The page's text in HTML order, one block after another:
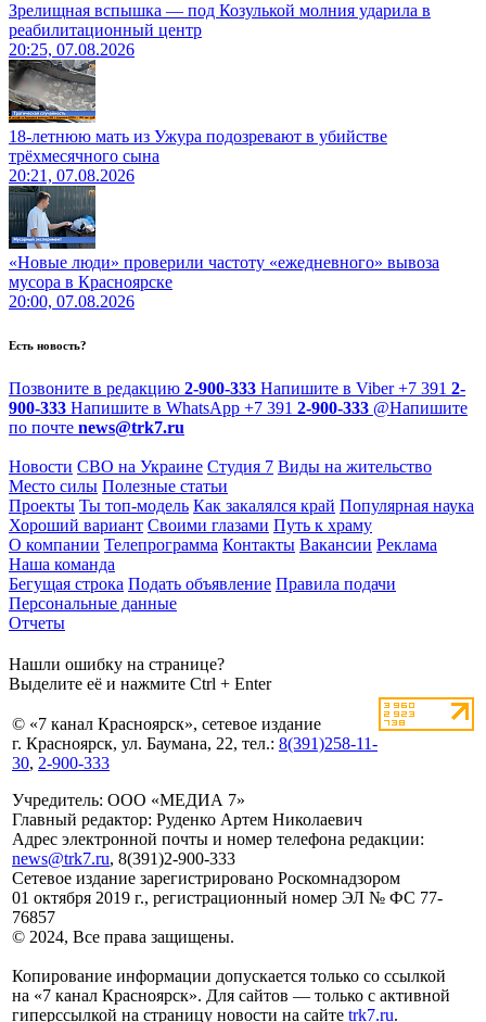
Зрелищная вспышка — под Козулькой молния ударила в
реабилитационный центр
20:25, 07.08.2026
18-летнюю мать из Ужура подозревают в убийстве
трёхмесячного сына
20:21, 07.08.2026
«Новые люди» проверили частоту «ежедневного» вывоза
мусора в Красноярске
20:00, 07.08.2026
Есть новость?
Позвоните в редакцию 2-900-333 Напишите в Viber +7 391 2-
900-333 Напишите в WhatsApp +7 391 2-900-333 @Напишите
по почте news@trk7.ru
Новости СВО на Украине Студия 7 Виды на жительство
Место силы Полезные статьи
Проекты Ты топ-модель Как закалялся край Популярная наука
Хороший вариант Своими глазами Путь к храму
О компании Телепрограмма Контакты Вакансии Реклама
Наша команда
Бегущая строка Подать объявление Правила подачи
Персональные данные
Отчеты
Нашли ошибку на странице?
Выделите её и нажмите Ctrl + Enter
© «7 канал Красноярск», сетевое издание
г. Красноярск, ул. Баумана, 22, тел.: 8(391)258-11-
30, 2-900-333
Учредитель: ООО «МЕДИА 7»
Главный редактор: Руденко Артем Николаевич
Адрес электронной почты и номер телефона редакции:
news@trk7.ru, 8(391)2-900-333
Сетевое издание зарегистрировано Роскомнадзором
01 октября 2019 г., регистрационный номер ЭЛ № ФС 77-
76857
© 2024, Все права защищены.
Копирование информации допускается только со ссылкой
на «7 канал Красноярск». Для сайтов — только с активной
гиперссылкой на страницу новости на сайте trk7.ru.